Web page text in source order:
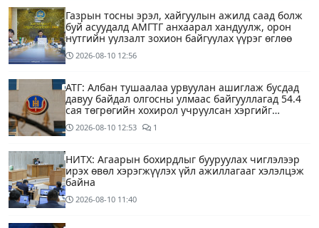
Газрын тосны эрэл, хайгуулын ажилд саад болж
буй асуудалд АМГТГ анхаарал хандуулж, орон
нутгийн уулзалт зохион байгуулах үүрэг өглөө
2026-08-10 12:56
АТГ: Албан тушаалаа урвуулан ашиглаж бусдад
давуу байдал олгосны улмаас байгууллагад 54.4
сая төгрөгийн хохирол учруулсан хэргийг
прокурорт шилжүүллээ
2026-08-10 12:53 1
НИТХ: Агаарын бохирдлыг бууруулах чиглэлээр
ирэх өвөл хэрэгжүүлэх үйл ажиллагааг хэлэлцэж
байна
2026-08-10 11:40